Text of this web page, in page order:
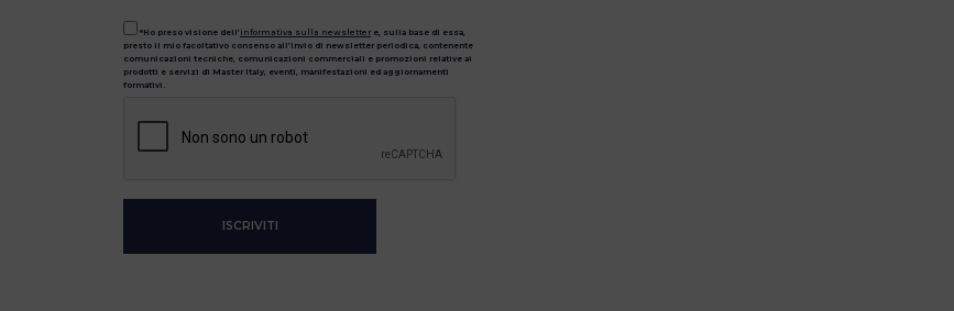
*Ho preso visione dell’ informativa sulla newsletter e, sulla base di essa,
presto il mio facoltativo consenso all’invio di newsletter periodica, contenente
comunicazioni tecniche, comunicazioni commerciali e promozioni relative ai
prodotti e servizi di Master Italy, eventi, manifestazioni ed aggiornamenti
formativi.